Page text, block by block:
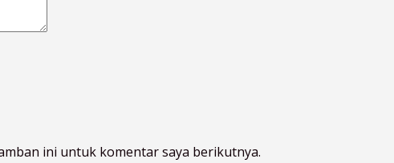
ini untuk komentar saya berikutnya.